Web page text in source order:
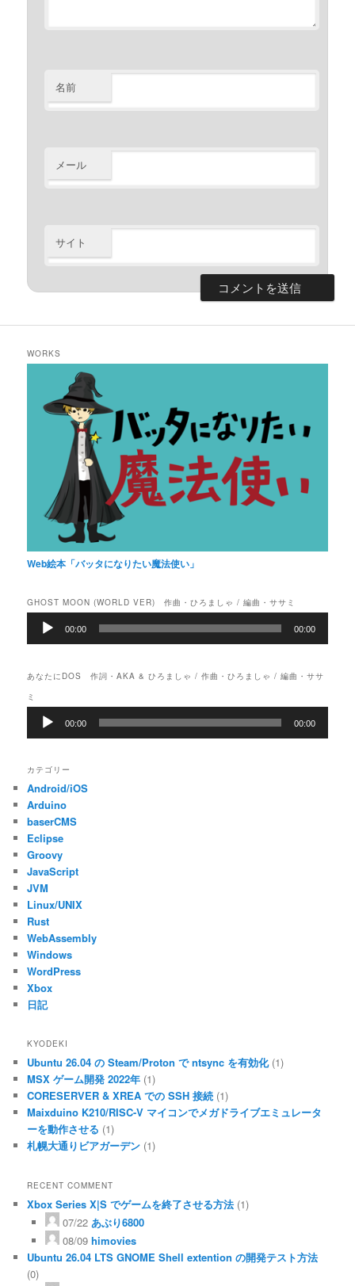
名前
メール
サイト
WORKS
Web絵本「バッタになりたい魔法使い」
GHOST MOON (WORLD VER) 作曲・ひろましゃ / 編曲・ササミ
ー
ヤ
ー
00:00 00:00
あなたにDOS 作詞・AKA & ひろましゃ / 作曲・ひろましゃ / 編曲・ササ
ミ
ー
ヤ
ー
00:00 00:00
カテゴリー
Android/iOS
Arduino
baserCMS
Eclipse
Groovy
JavaScript
JVM
Linux/UNIX
Rust
WebAssembly
Windows
WordPress
Xbox
日記
KYODEKI
Ubuntu 26.04 の Steam/Proton で ntsync を有効化(1)
MSX ゲーム開発 2022年 (1)
CORESERVER & XREA での SSH 接続 (1)
Maixduino K210/RISC-V マイコンでメガドライブエミュレータ
ーを動作させる (1)
札幌大通りビアガーデン (1)
RECENT COMMENT
Xbox Series X|S でゲームを終了させる方法(1)
07/22 あぶり6800
08/09 himovies
Ubuntu 26.04 LTS GNOME Shell extention の開発テスト方法
(0)